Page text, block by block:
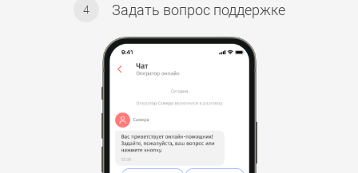
4 Задать вопрос поддержке